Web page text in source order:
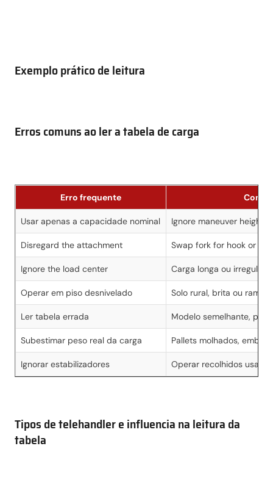
Exemplo prático de leitura
Erros comuns ao ler a tabela de carga
Erro frequente Como
Usar apenas a capacidade nominal Ignore maneuver height
Disregard the attachment Swap fork for hook or jib
Ignore the load center Carga longa ou irregular
Operar em piso desnivelado Solo rural, brita ou rampa
Ler tabela errada Modelo semelhante,
Subestimar peso real da carga Pallets molhados,
Ignorar estabilizadores Operar recolhidos
Tipos de telehandler e influencia na leitura da
tabela